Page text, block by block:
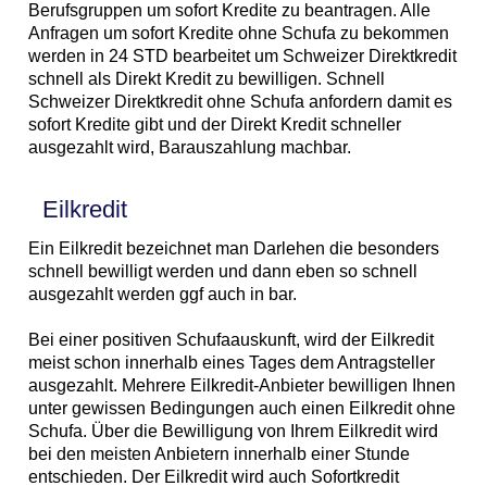
Berufsgruppen um sofort Kredite zu beantragen. Alle
Anfragen um sofort Kredite ohne Schufa zu bekommen
werden in 24 STD bearbeitet um Schweizer Direktkredit
schnell als Direkt Kredit zu bewilligen. Schnell
Schweizer Direktkredit ohne Schufa anfordern damit es
sofort Kredite gibt und der Direkt Kredit schneller
ausgezahlt wird, Barauszahlung machbar.
Eilkredit
Ein Eilkredit bezeichnet man Darlehen die besonders
schnell bewilligt werden und dann eben so schnell
ausgezahlt werden ggf auch in bar.
Bei einer positiven Schufaauskunft, wird der Eilkredit
meist schon innerhalb eines Tages dem Antragsteller
ausgezahlt. Mehrere Eilkredit-Anbieter bewilligen Ihnen
unter gewissen Bedingungen auch einen Eilkredit ohne
Schufa. Über die Bewilligung von Ihrem Eilkredit wird
bei den meisten Anbietern innerhalb einer Stunde
entschieden. Der Eilkredit wird auch Sofortkredit